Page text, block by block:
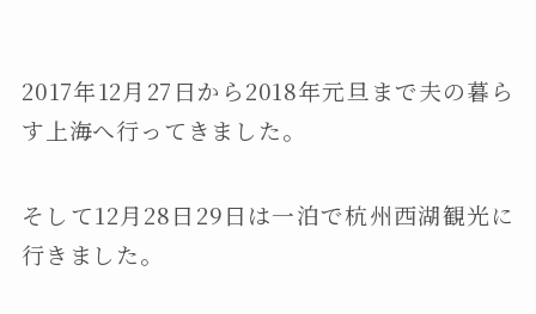
2017年12月27日から2018年元旦まで夫の暮ら
す上海へ行ってきました。
そして12月28日29日は一泊で杭州西湖観光に
行きました。